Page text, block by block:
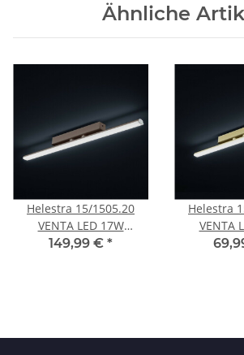
Ähnliche
Helestra 15/1505.20
VENTA LED 17W
Deckenleuchte Wenge
149,99 € *
Helestra
VENTA